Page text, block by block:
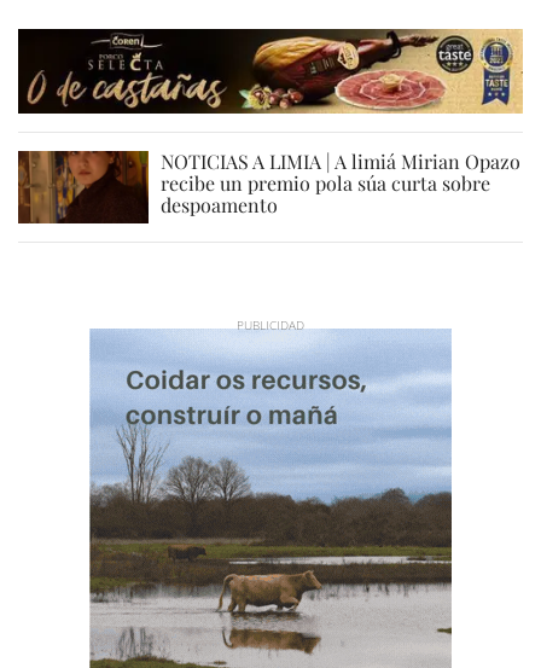
NOTICIAS A LIMIA | A limiá Mirian Opazo
recibe un premio pola súa curta sobre
despoamento